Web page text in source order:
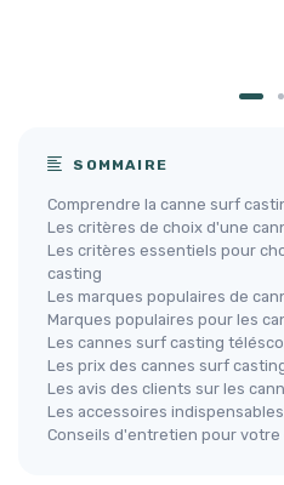
SOMMAIRE
Comprendre la canne surf
Les critères de choix d'une
Les critères essentiels pour
casting
Les marques populaires de
Marques populaires pour les
Les cannes surf casting
Les prix des cannes surf
Les avis des clients sur les
Les accessoires
Conseils d'entretien pour